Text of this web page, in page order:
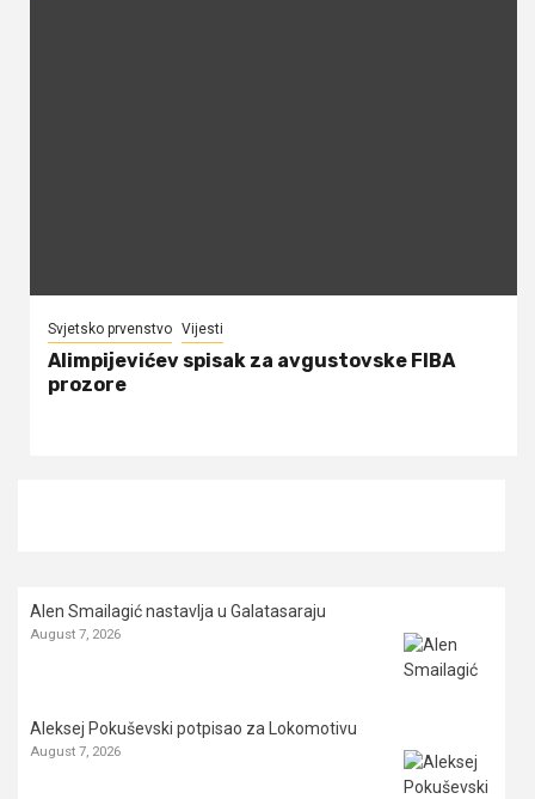
Svjetsko prvenstvo Vijesti
Alimpijevićev spisak za avgustovske FIBA
prozore
Alen Smailagić nastavlja u Galatasaraju
August 7, 2026
Aleksej Pokuševski potpisao za Lokomotivu
August 7, 2026